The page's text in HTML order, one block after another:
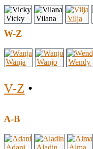
Vicky Vilana Vilja
W-Z
Wanja Wanjo Wendy
V-Z •
A-B
Adani Aladin Alma